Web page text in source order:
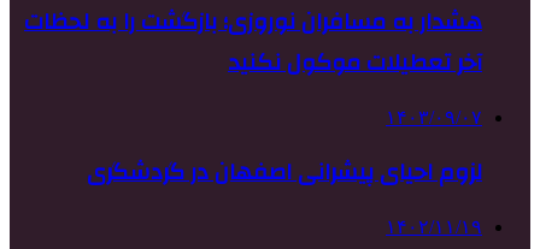
هشدار به مسافران نوروزی؛ بازگشت را به لحظات
آخر تعطیلات موکول نکنید
۱۴۰۳/۰۹/۰۷
لزوم احیای پیشرانی اصفهان در گردشگری
۱۴۰۲/۱۱/۱۹